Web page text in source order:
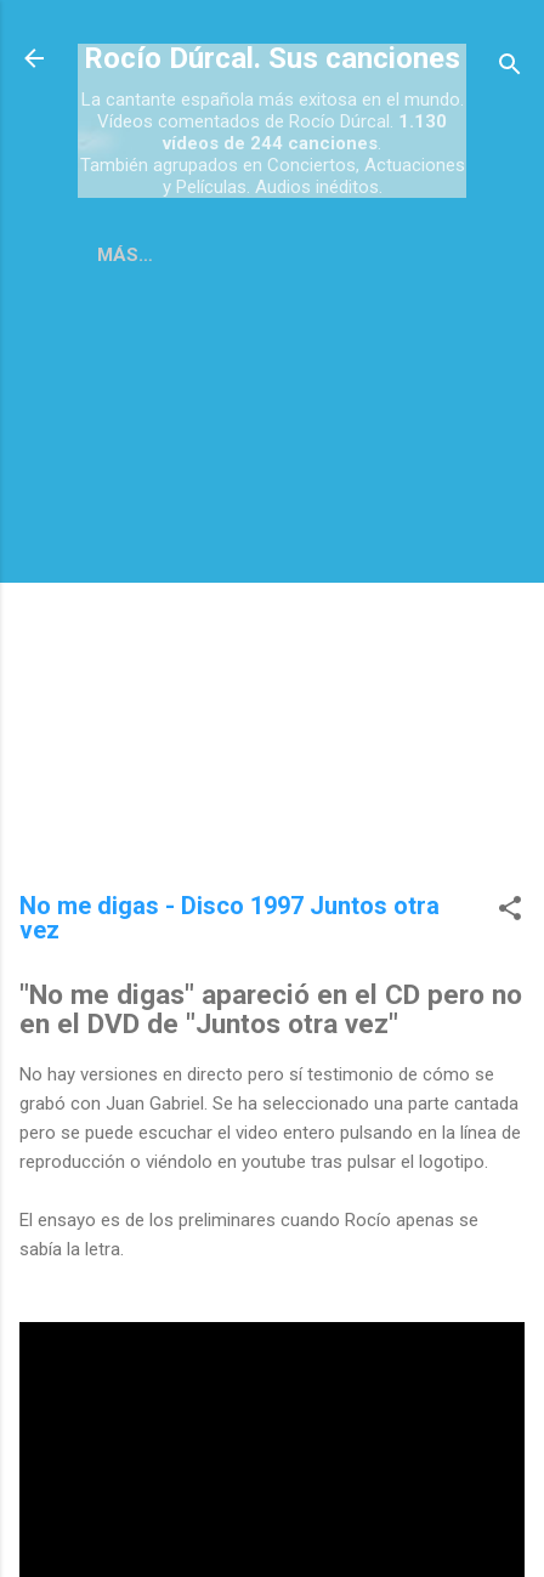
Rocío Dúrcal. Sus canciones
La cantante española más exitosa en el mundo.
Vídeos comentados de Rocío Dúrcal. 1.130
vídeos de 244 canciones.
También agrupados en Conciertos, Actuaciones
y Películas. Audios inéditos.
MÁS…
No me digas - Disco 1997 Juntos otra
vez
"No me digas" apareció en el CD pero no
en el DVD de "Juntos otra vez"
No hay versiones en directo pero sí testimonio de cómo se
grabó con Juan Gabriel. Se ha seleccionado una parte cantada
pero se puede escuchar el video entero pulsando en la línea de
reproducción o viéndolo en youtube tras pulsar el logotipo.
El ensayo es de los preliminares cuando Rocío apenas se
sabía la letra.